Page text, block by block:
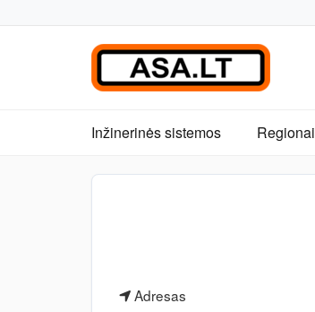
Inžinerinės sistemos Regionai
Adresas